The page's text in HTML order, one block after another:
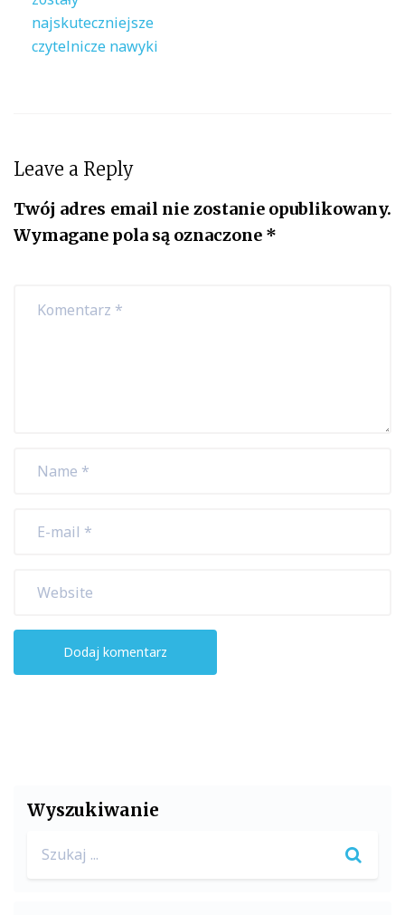
najskuteczniejsze
czytelnicze nawyki
Leave a Reply
Twój adres email nie zostanie opublikowany.
Wymagane pola są oznaczone *
Wyszukiwanie
for: